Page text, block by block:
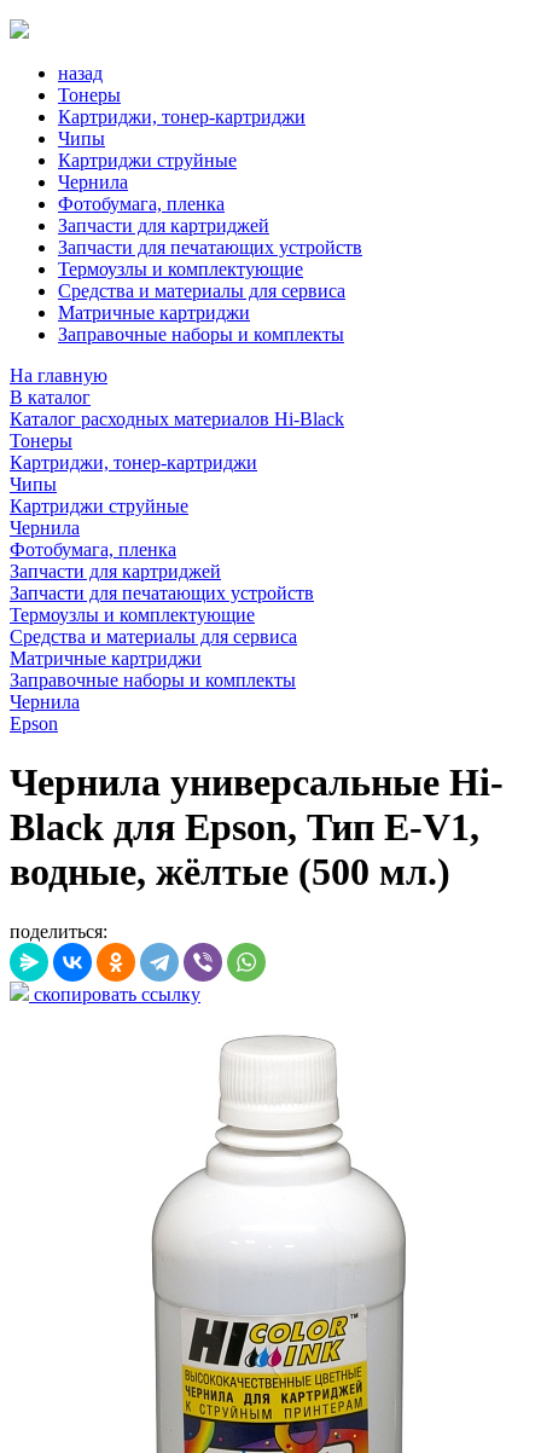
назад
Тонеры
Картриджи, тонер-картриджи
Чипы
Картриджи струйные
Чернила
Фотобумага, пленка
Запчасти для картриджей
Запчасти для печатающих устройств
Термоузлы и комплектующие
Средства и материалы для сервиса
Матричные картриджи
Заправочные наборы и комплекты
На главную
В каталог
Каталог расходных материалов Hi-Black
Тонеры
Картриджи, тонер-картриджи
Чипы
Картриджи струйные
Чернила
Фотобумага, пленка
Запчасти для картриджей
Запчасти для печатающих устройств
Термоузлы и комплектующие
Средства и материалы для сервиса
Матричные картриджи
Заправочные наборы и комплекты
Чернила
Epson
Чернила универсальные Hi-
Black для Epson, Тип E-V1,
водные, жёлтые (500 мл.)
поделиться:
скопировать ссылку